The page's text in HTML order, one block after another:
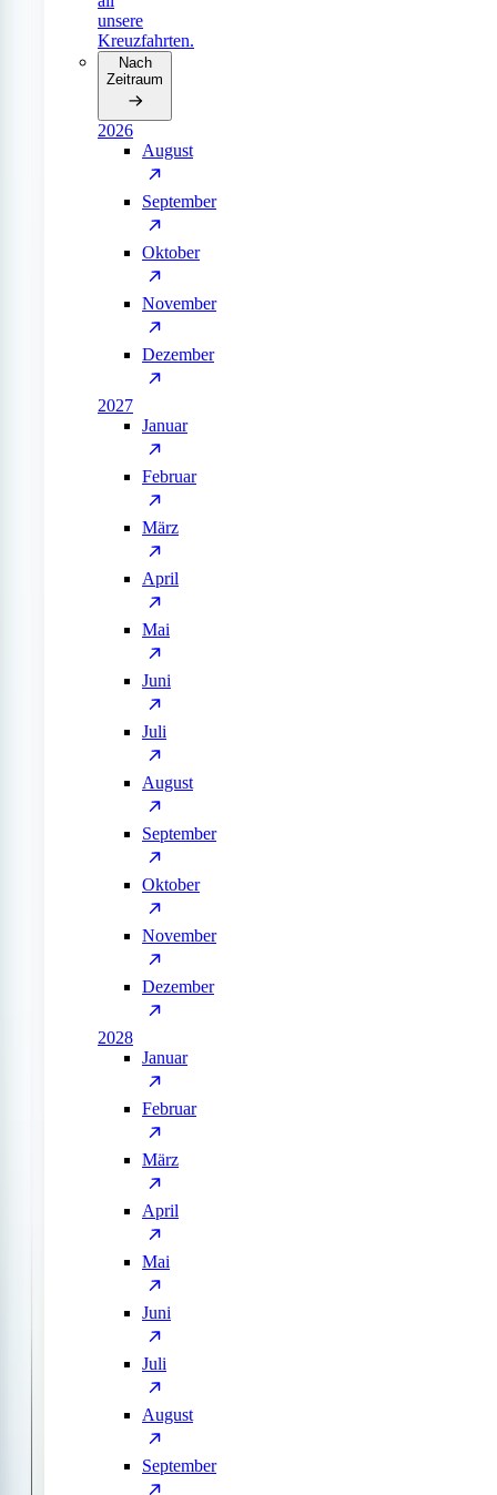
unsere
Kreuzfahrten.
Nach
Zeitraum
2026
August
September
Oktober
November
Dezember
2027
Januar
Februar
März
April
Mai
Juni
Juli
August
September
Oktober
November
Dezember
2028
Januar
Februar
März
April
Mai
Juni
Juli
August
September